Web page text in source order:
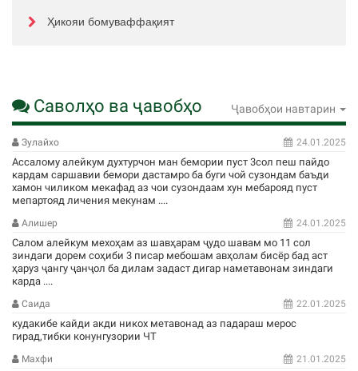
Ҳикояи бомуваффақият
Саволҳо ва ҷавобҳо Ҷавобҳои навтарин
Зулайхо 24.01.2025
Ассалому алейкум духтурчон ман бемории пуст 3сол пеш пайдо
кардам саршавии бемори дастамро ба буги чой сузондам баъди
хамон чиликом мекафад аз чои сузондаам хун мебарояд пуст
мепартояд личения мекунам ....
Алишер 24.01.2025
Салом алейкум мехоҳам аз шавҳарам ҷудо шавам мо 11 сол
зиндаги дорем соҳиби 3 писар мебошам авҳолам бисёр бад аст
ҳаруз ҷангу ҷанҷол ба дилам задаст дигар наметавонам зиндаги
карда ....
Саида 22.01.2025
кудакибе кайди акди никох метавонад аз падараш мерос
гирад,тибки конунгузории ЧТ
Махфи 21.01.2025